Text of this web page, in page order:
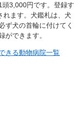
頭3,000円です。登録す
れます。犬鑑札は、犬
ず犬の首輪に付けてく
ができます。
きる動物病院一覧